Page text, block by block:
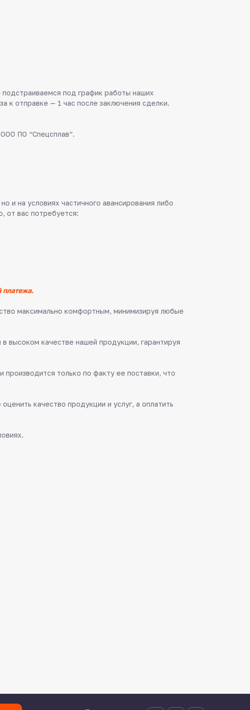
под график работы наших
к отправке — 1 час после заключения сделки.
ПО “Спецсплав”.
и на условиях частичного авансирования либо
от вас потребуется:
платежа.
максимально комфортным, минимизируя любые
высоком качестве нашей продукции, гарантируя
только по факту ее поставки, что
качество продукции и услуг, а оплатить